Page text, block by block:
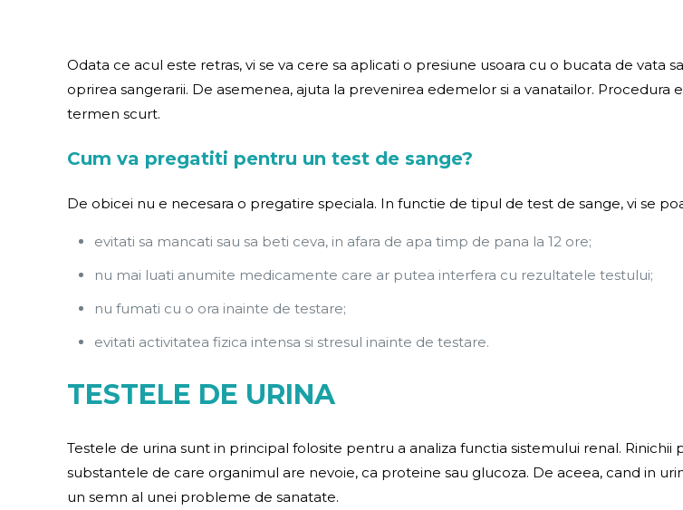
Odata ce acul este retras, vi se va cere sa aplicati o presiune usoara cu o bucata de vata
oprirea sangerarii. De asemenea, ajuta la prevenirea edemelor si a vanatailor.
termen scurt.
Cum va pregatiti pentru un test de sange?
De obicei nu e necesara o pregatire speciala. In functie de tipul de test de sange, vi se
evitati sa mancati sau sa beti ceva, in afara de apa timp de pana la 12 ore;
nu mai luati anumite medicamente care ar putea interfera cu rezultatele testului;
nu fumati cu o ora inainte de testare;
evitati activitatea fizica intensa si stresul inainte de testare.
TESTELE DE URINA
Testele de urina sunt in principal folosite pentru a analiza functia sistemului renal.
substantele de care organimul are nevoie, ca proteine sau glucoza. De aceea, cand in
un semn al unei probleme de sanatate.